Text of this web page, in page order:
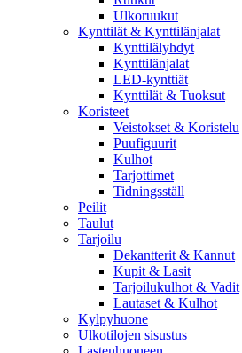
Ulkoruukut
Kynttilät & Kynttilänjalat
Kynttilälyhdyt
Kynttilänjalat
LED-kynttiät
Kynttilät & Tuoksut
Koristeet
Veistokset & Koristelu
Puufiguurit
Kulhot
Tarjottimet
Tidningsställ
Peilit
Taulut
Tarjoilu
Dekantterit & Kannut
Kupit & Lasit
Tarjoilukulhot & Vadit
Lautaset & Kulhot
Kylpyhuone
Ulkotilojen sisustus